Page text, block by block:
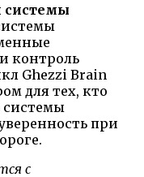
системы
контроль
Ghezzi Brain
для тех, кто
системы
при
с